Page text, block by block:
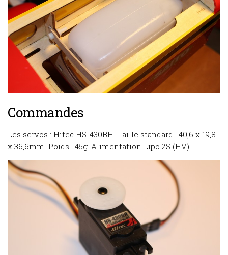
Commandes
Les servos : Hitec HS-430BH. Taille standard : 40,6 x 19,8
x 36,6mm Poids : 45g. Alimentation Lipo 2S (HV).